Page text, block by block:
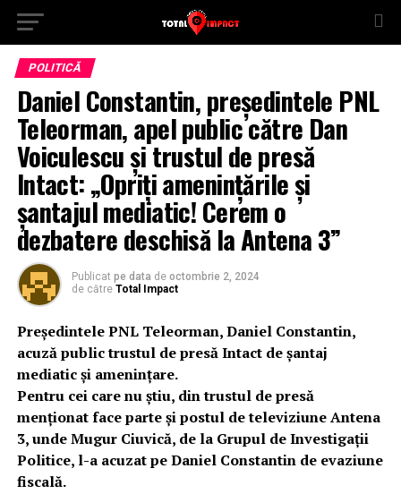
POLITICĂ
Daniel Constantin, președintele PNL
Teleorman, apel public către Dan
Voiculescu și trustul de presă
Intact: „Opriți amenințările și
șantajul mediatic! Cerem o
dezbatere deschisă la Antena 3”
Publicat pe data de octombrie 2, 2024
de către Total Impact
Președintele PNL Teleorman, Daniel Constantin,
acuză public trustul de presă Intact de șantaj
mediatic și amenințare.
Pentru cei care nu știu, din trustul de presă
menționat face parte și postul de televiziune Antena
3, unde Mugur Ciuvică, de la Grupul de Investigații
Politice, l-a acuzat pe Daniel Constantin de evaziune
fiscală.